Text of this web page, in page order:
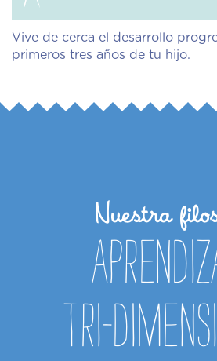
Vive de cerca el desarrollo
primeros tres años de tu hijo.
Nuestra
Tri-